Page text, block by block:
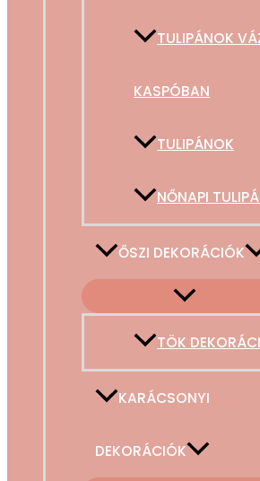
TULIPÁNOK
KASPÓBAN
TULIPÁNOK
NŐNAPI
ŐSZI DEKORÁCIÓK
TÖK
KARÁCSONYI
DEKORÁCIÓK